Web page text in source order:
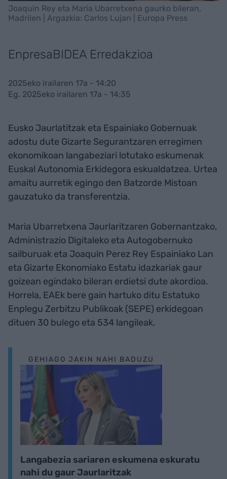
Joaquin Rey eta Maria Ubarretxena gaurko bileran,
Madrilen | Argazkia: Carlos Lujan | Europa Press
EnpresaBIDEA Erredakzioa
2025eko irailaren 17a - 14:20
Eg. 2025eko irailaren 17a - 14:35
Eusko Jaurlatitzak eta Espainiako Gobernuak
adostu dute Gizarte Segurantzaren erregimen
ekonomikoan langabeziari lotutako eskumenak
Euskal Autonomia Erkidegora eskualdatzea. Urtea
amaitu aurretik egingo den Batzorde Mistoan
gauzatuko da transferentzia.
Maria Ubarretxena Jaurlaritzaren Gobernantzako,
Administrazio Digitaleko eta Autogobernuko
sailburuak eta Joaquin Perez Rey Espainiako Lan
eta Gizarte Ekonomiako Estatu idazkariak gaur
goizean egindako bileran erdietsi dute akordioa.
Horrela, EAEk bere gain hartuko ditu Estatuko
Enplegu Zerbitzu Publikoak (SEPE) erkidegoan
dituen 30 bulego eta 534 langileak.
GEHIAGO JAKIN NAHI BADUZU
Langabezia sariaren eskumena eskuratu
nahi du gaur Jaurlaritzak